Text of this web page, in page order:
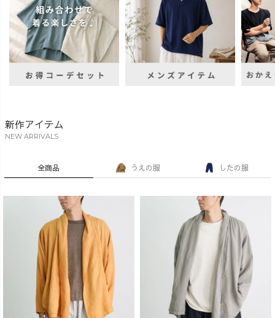
新作アイテム
NEW ARRIVALS
全商品 うえの服 したの服